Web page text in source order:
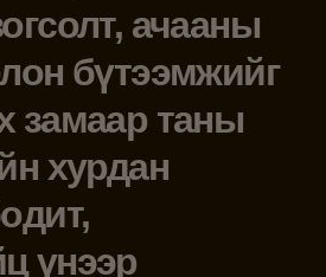
ачааны
бүтээмжийг
замаар таны
хурдан
үнээр